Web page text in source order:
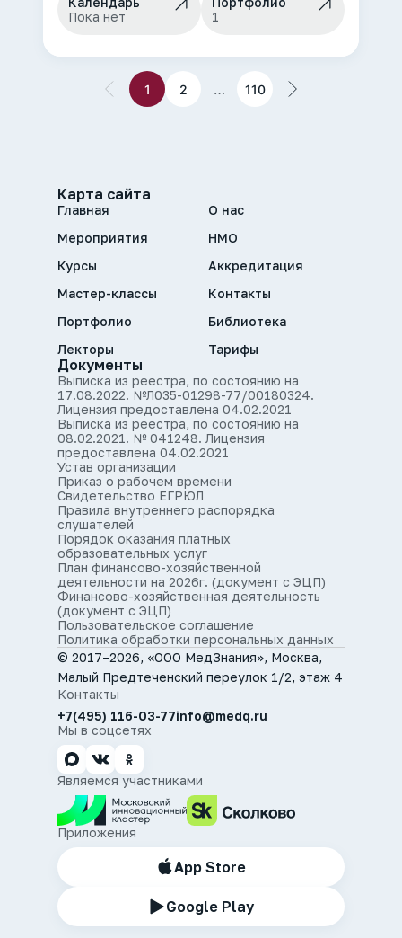
Пока нет
1
1 2 … 110
Карта сайта
Главная
Мероприятия
Курсы
Мастер-классы
Портфолио
Лекторы
О нас
НМО
Аккредитация
Контакты
Библиотека
Тарифы
Документы
Выписка из реестра, по состоянию на
17.08.2022. №Л035-01298-77/00180324.
Лицензия предоставлена 04.02.2021
Выписка из реестра, по состоянию на
08.02.2021. № 041248. Лицензия
предоставлена 04.02.2021
Устав организации
Приказ о рабочем времени
Свидетельство ЕГРЮЛ
Правила внутреннего распорядка
слушателей
Порядок оказания платных
образовательных услуг
План финансово-хозяйственной
деятельности на 2026г. (документ с ЭЦП)
Финансово-хозяйственная деятельность
(документ с ЭЦП)
Пользовательское соглашение
Политика обработки персональных данных
© 2017–2026, «ООО МедЗнания», Москва,
Малый Предтеченский переулок 1/2, этаж 4
Контакты
+7(495) 116-03-77info@medq.ru
Мы в соцсетях
Являемся участниками
Приложения
App Store
Google Play